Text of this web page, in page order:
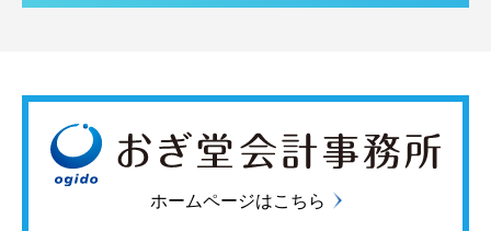
ホームページはこちら